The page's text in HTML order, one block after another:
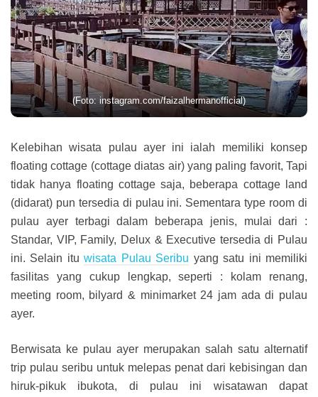
(Foto: instagram.com/faizalhermanofficial)
Kelebihan wisata pulau ayer ini ialah memiliki konsep
floating cottage (cottage diatas air) yang paling favorit, Tapi
tidak hanya floating cottage saja, beberapa cottage land
(didarat) pun tersedia di pulau ini. Sementara type room di
pulau ayer terbagi dalam beberapa jenis, mulai dari :
Standar, VIP, Family, Delux & Executive tersedia di Pulau
ini. Selain ituwisata Pulau Seribu yang satu ini memiliki
fasilitas yang cukup lengkap, seperti : kolam renang,
meeting room, bilyard & minimarket 24 jam ada di pulau
ayer.
Berwisata ke pulau ayer merupakan salah satu alternatif
trip pulau seribu untuk melepas penat dari kebisingan dan
hiruk-pikuk ibukota, di pulau ini wisatawan dapat